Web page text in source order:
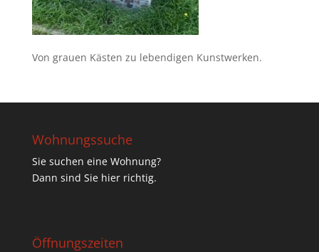
Von grauen Kästen zu lebendigen Kunstwerken.
Wohnungssuche
Sie suchen eine Wohnung?
Dann sind Sie hier richtig.
Öffnungszeiten